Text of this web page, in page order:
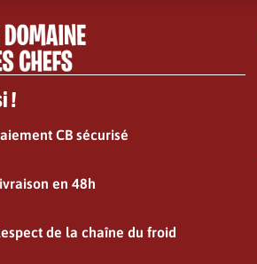
!
CB sécurisé
en 48h
de la chaîne du froid